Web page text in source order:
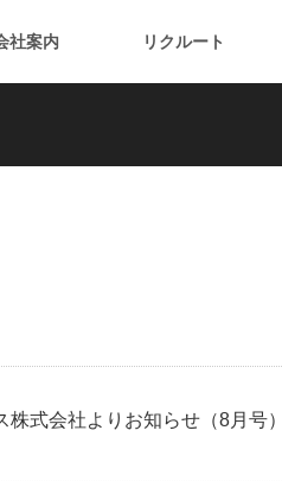
社案内 リクルート
株式会社よりお知らせ（8月号）